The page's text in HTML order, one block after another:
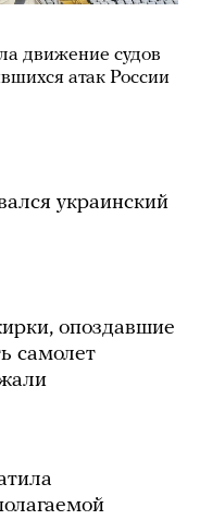
движение судов
атак России
украинский
опоздавшие
самолет